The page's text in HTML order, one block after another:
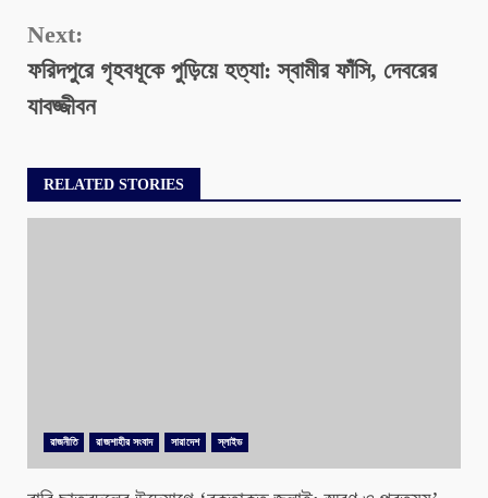
Next:
ফরিদপুরে গৃহবধূকে পুড়িয়ে হত্যা: স্বামীর ফাঁসি, দেবরের
যাবজ্জীবন
RELATED STORIES
রাজনীতি রাজশাহীর সংবাদ সারাদেশ স্লাইড